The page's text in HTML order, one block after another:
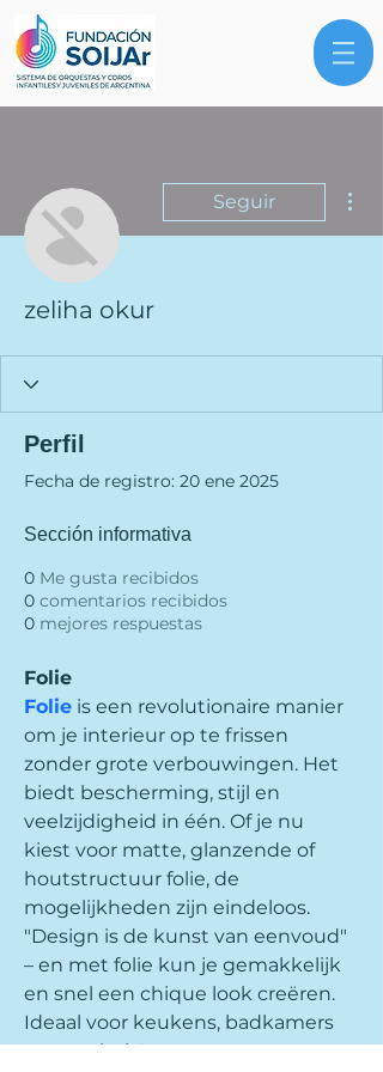
Seguir
zeliha okur
Perfil
Fecha de registro: 20 ene 2025
Sección informativa
0 Me gusta recibidos
0 comentarios recibidos
0 mejores respuestas
Folie
Folie is een revolutionaire manier
om je interieur op te frissen
zonder grote verbouwingen. Het
biedt bescherming, stijl en
veelzijdigheid in één. Of je nu
kiest voor matte, glanzende of
houtstructuur folie, de
mogelijkheden zijn eindeloos.
"Design is de kunst van eenvoud"
– en met folie kun je gemakkelijk
en snel een chique look creëren.
Ideaal voor keukens, badkamers
en meubels!